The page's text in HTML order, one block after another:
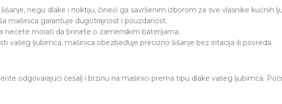
negu dlake i noktiju, čineći ga savršenim izborom za sve vlasnike kućnih
mašinica garantuje dugotrajnost i pouzdanost.
nećete morati da brinete o zamenskim baterijama.
vašeg ljubimca, mašinica obezbeđuje precizno šišanje bez iritacija ili povreda.
odgovarajući češalj i brzinu na mašinici prema tipu dlake vašeg ljubimca.